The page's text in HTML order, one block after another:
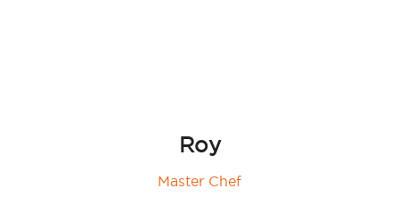
Roy
Master Chef